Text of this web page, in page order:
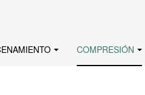
COMPRESIÓN